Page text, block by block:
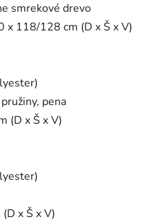
smrekové drevo
x 118/128 cm (D x Š x V)
pena
(D x Š x V)
x Š x V)